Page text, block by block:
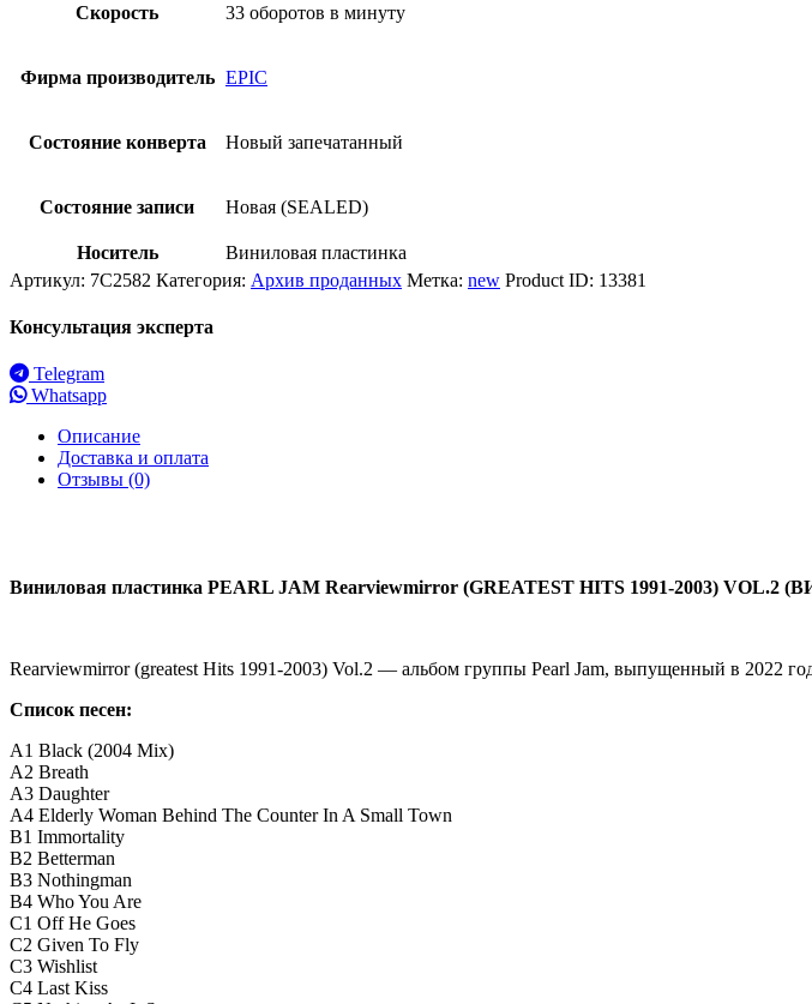
Скорость 33 оборотов в минуту
Фирма производитель EPIC
Состояние конверта Новый запечатанный
Состояние записи Новая (SEALED)
Носитель
Виниловая пластинка
Артикул: 7C2582 Категория: Архив проданных Метка: new Product ID: 13381
Консультация эксперта
Telegram
Whatsapp
Описание
Доставка и оплата
Отзывы (0)
Виниловая пластинка PEARL JAM Rearviewmirror (GREATEST HITS 1991-2003) VOL.2
Rearviewmirror (greatest Hits 1991-2003) Vol.2 — альбом группы Pearl Jam, выпущенный в 2022
Список песен:
A1 Black (2004 Mix)
A2 Breath
A3 Daughter
A4 Elderly Woman Behind The Counter In A Small Town
B1 Immortality
B2 Betterman
B3 Nothingman
B4 Who You Are
C1 Off He Goes
C2 Given To Fly
C3 Wishlist
C4 Last Kiss